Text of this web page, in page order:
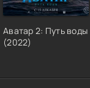
Аватар 2: Путь воды
(2022)